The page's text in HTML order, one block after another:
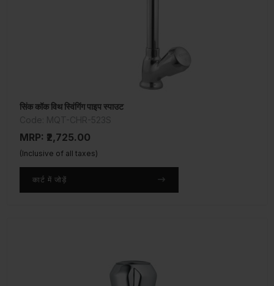
सिंक कॉक विथ स्विंगिंग पाइप स्पाउट
MRP: ₹2,725.00
(Inclusive of all taxes)
कार्ट में जोड़ें